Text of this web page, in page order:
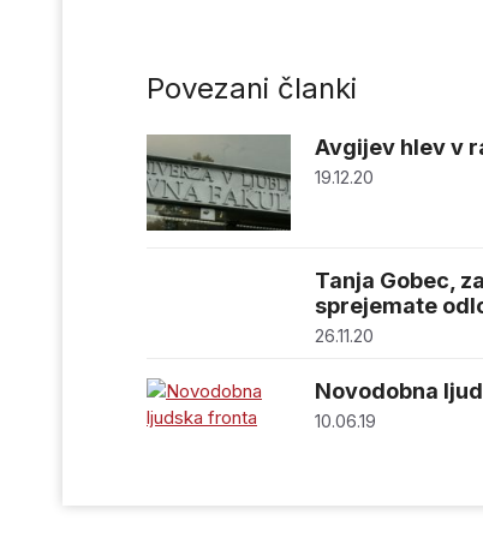
Povezani članki
Avgijev hlev v
19.12.20
Tanja Gobec,
sprejemate
26.11.20
Novodobna
10.06.19